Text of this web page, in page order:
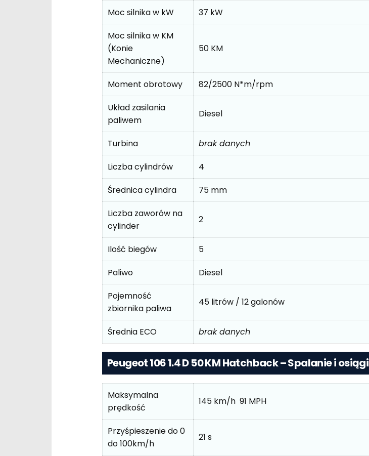
Moc silnika w kW
37 kW
Moc silnika w KM
(Konie
Mechaniczne)
50 KM
Moment obrotowy
82/2500 N*m/rpm
Układ zasilania
paliwem
Diesel
Turbina
brak danych
Liczba cylindrów
4
Średnica cylindra
75 mm
Liczba zaworów na
cylinder
2
Ilość biegów
5
Paliwo
Diesel
Pojemność
zbiornika paliwa
45 litrów / 12 galonów
Średnia ECO brak danych
Peugeot 106 1.4 D 50 KM Hatchback – Spalanie i osiągi
Maksymalna
prędkość
145 km/h 91 MPH
Przyśpieszenie do 0
do 100km/h
21 s